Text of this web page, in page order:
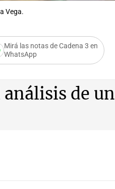
Vega.
Mirá las notas de Cadena 3 en
WhatsApp
de un